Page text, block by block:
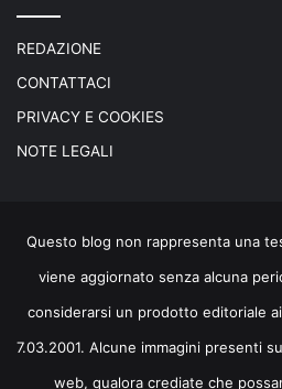
REDAZIONE
CONTATTACI
PRIVACY E COOKIES
NOTE LEGALI
Questo blog non rappresenta una
viene aggiornato senza alcuna
considerarsi un prodotto editoriale
7.03.2001. Alcune immagini presenti
web, qualora crediate che